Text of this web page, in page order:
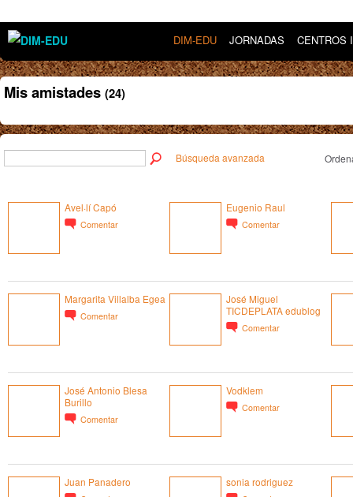
DIM-EDU JORNADAS CENTROS
Mis amistades (24)
Búsqueda avanzada
Avel·lí Capó
Comentar
Eugenio Raul
Comentar
Margarita Villalba Egea
Comentar
José Miguel
TICDEPLATA edublog
Comentar
José Antonio Blesa
Burillo
Comentar
Vodklem
Comentar
Juan Panadero sonia rodriguez